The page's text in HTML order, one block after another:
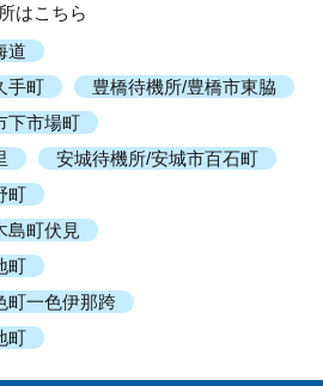
はこちら
道
手町
豊橋待機所/豊橋市東脇
下市場町
安城待機所/安城市百石町
町
島町伏見
町
町一色伊那跨
町